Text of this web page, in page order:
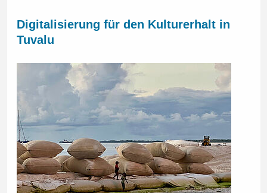
Digitalisierung für den Kulturerhalt in
Tuvalu